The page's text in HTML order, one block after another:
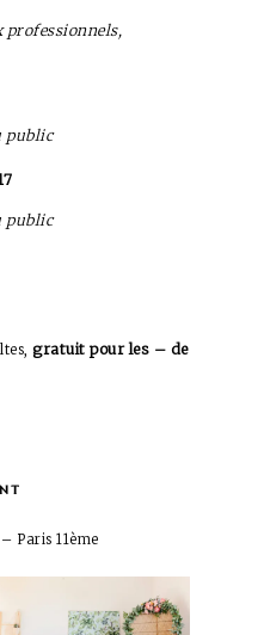
professionnels,
public
public
gratuit pour les – de
Paris 11ème